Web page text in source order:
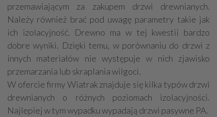
przemawiającym za zakupem drzwi drewnianych.
Należy również brać pod uwagę parametry takie jak
ich izolacyjność. Drewno ma w tej kwestii bardzo
dobre wyniki. Dzięki temu, w porównaniu do drzwi z
innych materiałów nie występuje w nich zjawisko
przemarzania lub skraplania wilgoci.
W ofercie firmy Wiatrak znajduje się kilka typów drzwi
drewnianych o różnych poziomach izolacyjności.
Najlepiej w tym wypadku wypadają drzwi pasywne PA.